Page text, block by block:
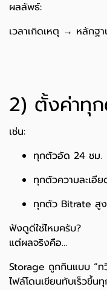
ผลลัพธ์:
เวลาเกิดเหตุ → หลักฐ
2) ตั้งค่าทุ
เช่น:
ทุกตัวอัด 24 ชม.
ทุกตัวความละเอี
ทุกตัว Bitrate สูง
ฟังดูดีใช่ไหมครับ?
แต่ผลจริงคือ…
Storage ถูกกินแบบ “
ไฟล์โดนเขียนทับเร็วขึ้น